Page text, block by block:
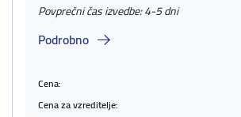
Povprečni čas izvedbe: 4-5 dni
Podrobno
Cena:
Cena za vzreditelje: